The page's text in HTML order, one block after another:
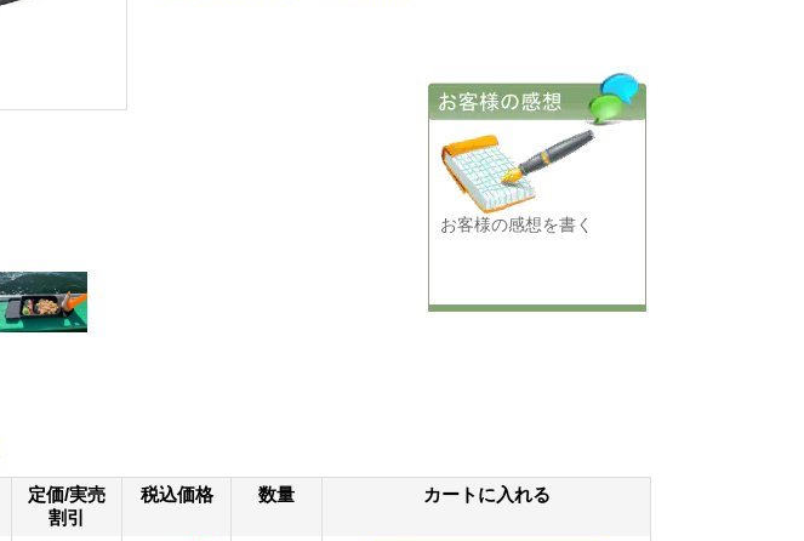
お客様の感想を書く
定価/実売
割引
税込価格 数量 カートに入れる